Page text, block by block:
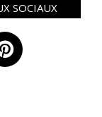
SOCIAUX